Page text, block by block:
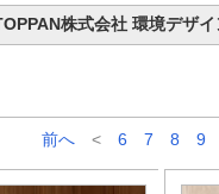
株式会社 環境デ
前へ < 6 7 8 9